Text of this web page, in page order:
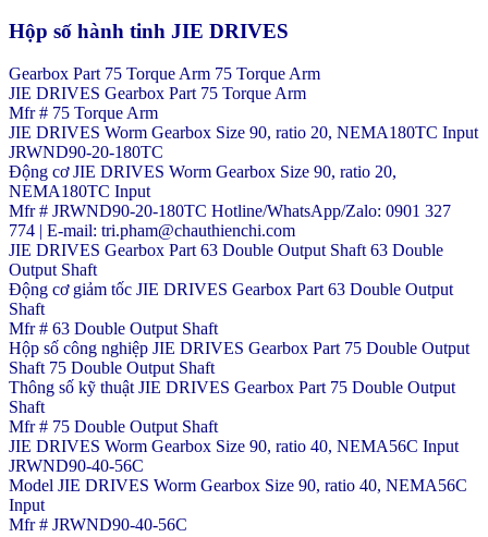
Hộp số hành tinh JIE DRIVES
Gearbox Part 75 Torque Arm 75 Torque Arm
JIE DRIVES Gearbox Part 75 Torque Arm
Mfr # 75 Torque Arm
JIE DRIVES Worm Gearbox Size 90, ratio 20, NEMA180TC Input
JRWND90-20-180TC
Động cơ JIE DRIVES Worm Gearbox Size 90, ratio 20,
NEMA180TC Input
Mfr # JRWND90-20-180TC Hotline/WhatsApp/Zalo: 0901 327
774 | E-mail: tri.pham@chauthienchi.com
JIE DRIVES Gearbox Part 63 Double Output Shaft 63 Double
Output Shaft
Động cơ giảm tốc JIE DRIVES Gearbox Part 63 Double Output
Shaft
Mfr # 63 Double Output Shaft
Hộp số công nghiệp JIE DRIVES Gearbox Part 75 Double Output
Shaft 75 Double Output Shaft
Thông số kỹ thuật JIE DRIVES Gearbox Part 75 Double Output
Shaft
Mfr # 75 Double Output Shaft
JIE DRIVES Worm Gearbox Size 90, ratio 40, NEMA56C Input
JRWND90-40-56C
Model JIE DRIVES Worm Gearbox Size 90, ratio 40, NEMA56C
Input
Mfr # JRWND90-40-56C